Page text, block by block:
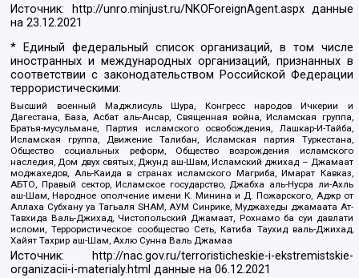
Источник: http://unro.minjust.ru/NKOForeignAgent.aspxданные
на23.12.2021
* Единый федеральный список организаций, в том числе
иностранных и международных организаций, признанных в
соответствии с законодательством Российской Федерации
террористическими:
Высший военный Маджлисуль Шура, Конгресс народов Ичкерии и
Дагестана, База, Асбат аль-Ансар, Священная война, Исламская группа,
Братья-мусульмане, Партия исламского освобождения, Лашкар-И-Тайба,
Исламская группа, Движение Талибан, Исламская партия Туркестана,
Общество социальных реформ, Общество возрождения исламского
наследия, Дом двух святых, Джунд аш-Шам, Исламский джихад – Джамаат
моджахедов, Аль-Каида в странах исламского Магриба, Имарат Кавказ,
АБТО, Правый сектор, Исламское государство, Джабха аль-Нусра ли-Ахль
аш-Шам, Народное ополчение имени К. Минина и Д. Пожарского, Аджр от
Аллаха Субхану уа Тагьаля SHAM, АУМ Синрике, Муджахеды джамаата Ат-
Тавхида Валь-Джихад, Чистопольский Джамаат, Рохнамо ба суи давлати
исломи, Террористическое сообщество Сеть, Катиба Таухид валь-Джихад,
Хайят Тахрир аш-Шам, Ахлю Сунна Валь Джамаа
Источник:
http://nac.gov.ru/terroristicheskie-i-ekstremistskie-
organizacii-i-materialy.html данные на06.12.2021